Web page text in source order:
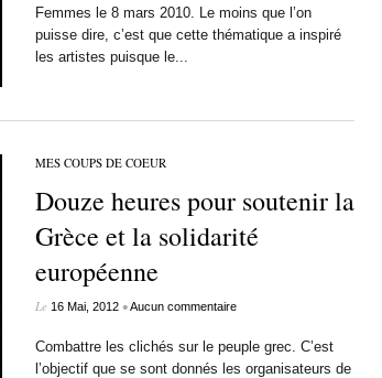
Femmes le 8 mars 2010. Le moins que l’on
puisse dire, c’est que cette thématique a inspiré
les artistes puisque le...
MES COUPS DE COEUR
Douze heures pour soutenir la
Grèce et la solidarité
européenne
Le 16 Mai, 2012 •Aucun commentaire
Combattre les clichés sur le peuple grec. C’est
l’objectif que se sont donnés les organisateurs de